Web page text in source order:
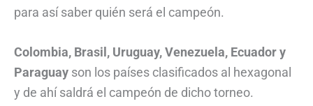
para así saber quién será el campeón.
Colombia, Brasil, Uruguay, Venezuela, Ecuador y
Paraguay son los países clasificados al hexagonal
y de ahí saldrá el campeón de dicho torneo.